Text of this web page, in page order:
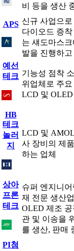
비 등을 생산
APS 신규 사업으
다이오드 증
는 섀도마스
발을 진행하
예선
테크 기능성 점착
위업체로 주
LCD 및
HB
테크
놀러
지
LCD 및
사 장비의 제
하는 업체
상아
프론
테크
슈퍼 엔지니
재 전문 생산
OLED 제조
관 및 이송을
를 생산, 판매
PI첨